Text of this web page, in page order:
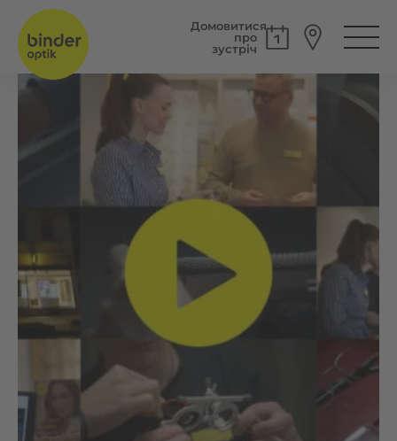
Домовитися
про
зустріч